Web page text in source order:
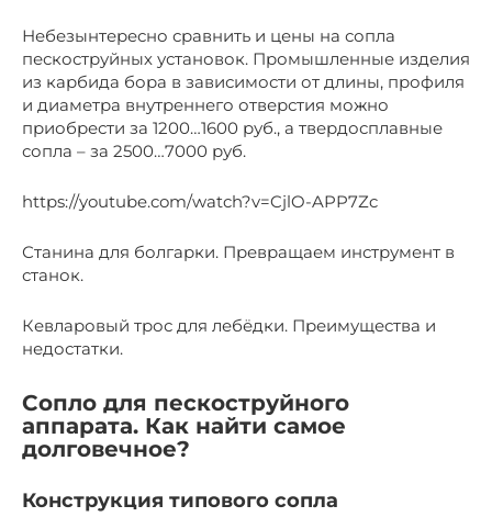
Небезынтересно сравнить и цены на сопла
пескоструйных установок. Промышленные изделия
из карбида бора в зависимости от длины, профиля
и диаметра внутреннего отверстия можно
приобрести за 1200…1600 руб., а твердосплавные
сопла – за 2500…7000 руб.
https://youtube.com/watch?v=CjlO-APP7Zc
Станина для болгарки. Превращаем инструмент в
станок.
Кевларовый трос для лебёдки. Преимущества и
недостатки.
Сопло для пескоструйного
аппарата. Как найти самое
долговечное?
Конструкция типового сопла